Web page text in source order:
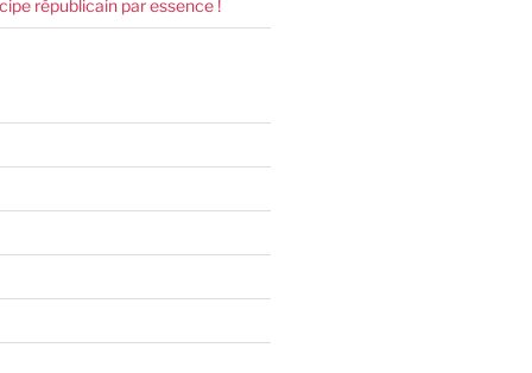
républicain par essence !